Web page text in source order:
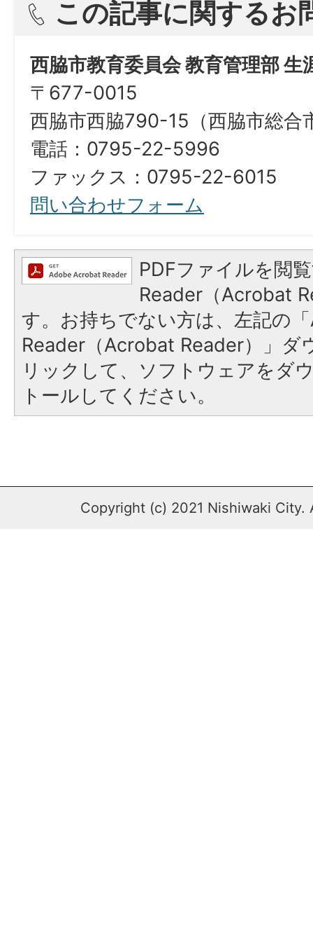
この記事に関するお
西脇市教育委員会 教育管理部 生
〒677-0015
西脇市西脇790-15（西脇市総合
電話：0795-22-5996
ファックス：0795-22-6015
問い合わせフォーム
PDFファイルを閲
Reader（Acrobat
す。お持ちでない方は、左記の
Reader（Acrobat Reader）」ダ
リックして、ソフトウェアをダ
トールしてください。
Copyright (c) 2021 Nishiwaki City.